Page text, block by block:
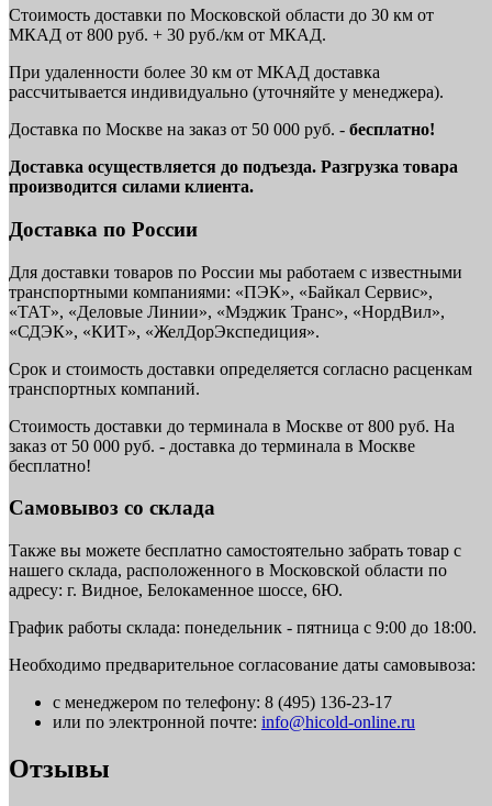
Стоимость доставки по Московской области до 30 км от
МКАД от 800 руб. + 30 руб./км от МКАД.
При удаленности более 30 км от МКАД доставка
рассчитывается индивидуально (уточняйте у менеджера).
Доставка по Москве на заказ от 50 000 руб. - бесплатно!
Доставка осуществляется до подъезда. Разгрузка товара
производится силами клиента.
Доставка по России
Для доставки товаров по России мы работаем с известными
транспортными компаниями: «ПЭК», «Байкал Сервис»,
«ТАТ», «Деловые Линии», «Мэджик Транс», «НордВил»,
«СДЭК», «КИТ», «ЖелДорЭкспедиция».
Срок и стоимость доставки определяется согласно расценкам
транспортных компаний.
Стоимость доставки до терминала в Москве от 800 руб. На
заказ от 50 000 руб. - доставка до терминала в Москве
бесплатно!
Самовывоз со склада
Также вы можете бесплатно самостоятельно забрать товар с
нашего склада, расположенного в Московской области по
адресу: г. Видное, Белокаменное шоссе, 6Ю.
График работы склада: понедельник - пятница с 9:00 до 18:00.
Необходимо предварительное согласование даты самовывоза:
с менеджером по телефону: 8 (495) 136-23-17
или по электронной почте: info@hicold-online.ru
Отзывы